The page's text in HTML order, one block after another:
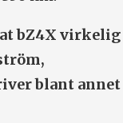
bZ4X virkelig
blant annet